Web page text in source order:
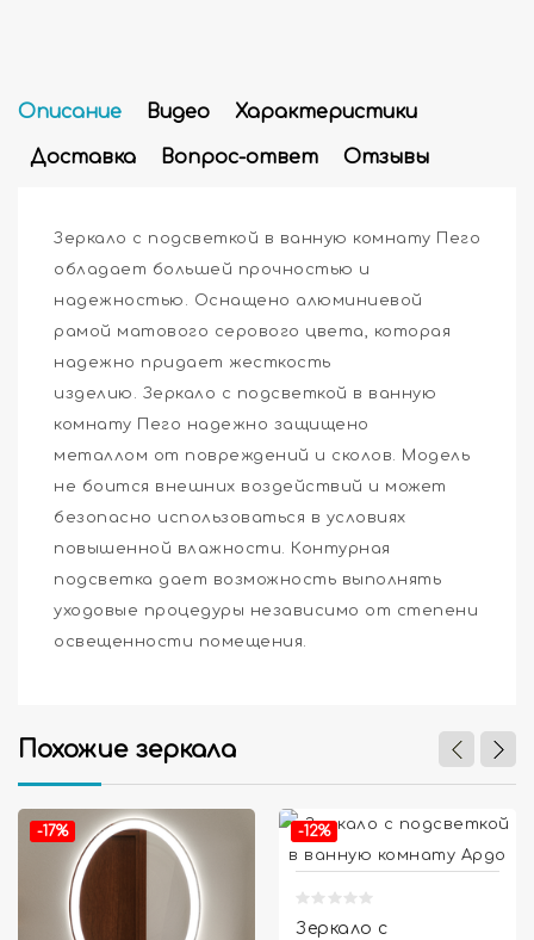
Описание Видео Характеристики
Доставка Вопрос-ответ Отзывы
Зеркало с подсветкой в ванную комнату Пего
обладает большей прочностью и
надежностью. Оснащено алюминиевой
рамой матового серового цвета, которая
надежно придает жесткость
изделию. Зеркало с подсветкой в ванную
комнату Пего надежно защищено
металлом от повреждений и сколов. Модель
не боится внешних воздействий и может
безопасно использоваться в условиях
повышенной влажности. Контурная
подсветка дает возможность выполнять
уходовые процедуры независимо от степени
освещенности помещения.
Похожие зеркала

-17% -12%
Зеркало с